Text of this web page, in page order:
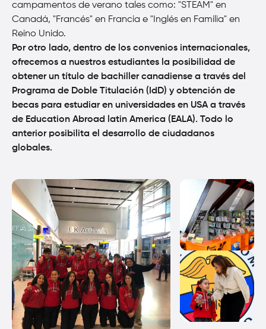
campamentos de verano tales como: "STEAM" en
Canadá, "Francés" en Francia e "Inglés en Familia" en
Reino Unido.
Por otro lado, dentro de los convenios internacionales,
ofrecemos a nuestros estudiantes la posibilidad de
obtener un título de bachiller canadiense a través del
Programa de Doble Titulación (IdD) y obtención de
becas para estudiar en universidades en USA a través
de Education Abroad latin America (EALA). Todo lo
anterior posibilita el desarrollo de ciudadanos
globales.